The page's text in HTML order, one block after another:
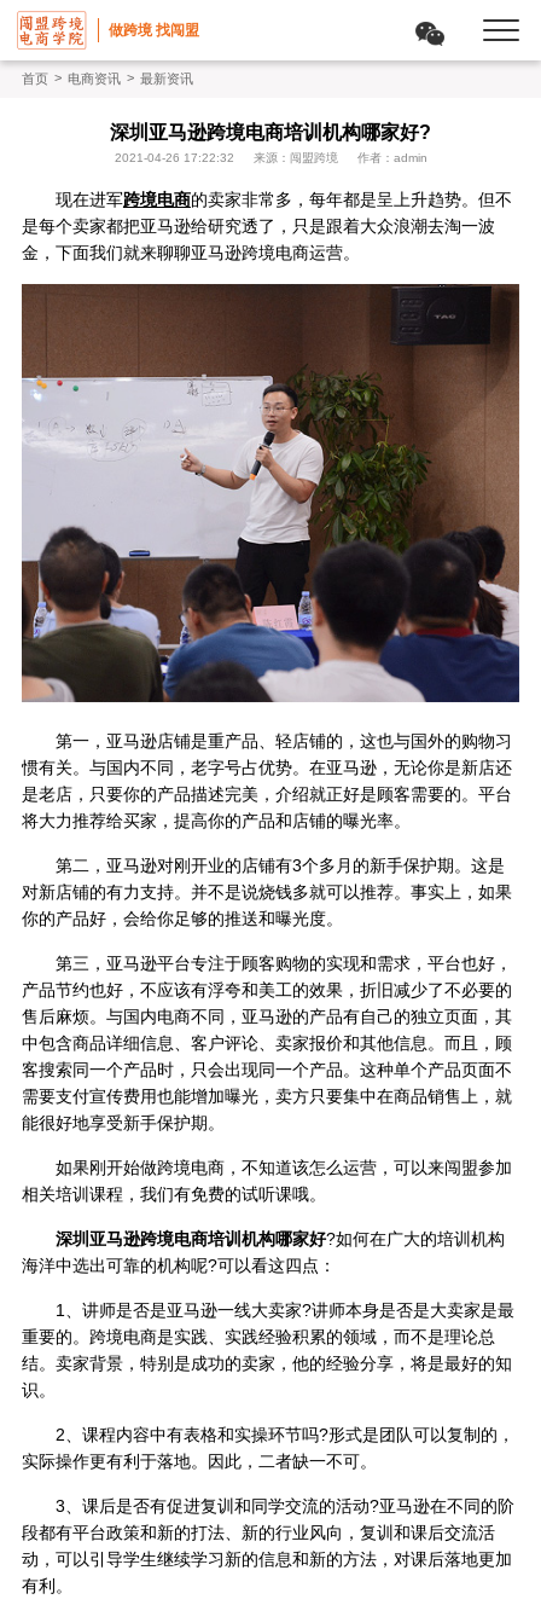
做跨境 找闯盟
首页 > 电商资讯 > 最新资讯
深圳亚马逊跨境电商培训机构哪家好?
2021-04-26 17:22:32 来源：闯盟跨境 作者：admin
现在进军跨境电商的卖家非常多，每年都是呈上升趋势。但不
是每个卖家都把亚马逊给研究透了，只是跟着大众浪潮去淘一波
金，下面我们就来聊聊亚马逊跨境电商运营。
第一，亚马逊店铺是重产品、轻店铺的，这也与国外的购物习
惯有关。与国内不同，老字号占优势。在亚马逊，无论你是新店还
是老店，只要你的产品描述完美，介绍就正好是顾客需要的。平台
将大力推荐给买家，提高你的产品和店铺的曝光率。
第二，亚马逊对刚开业的店铺有3个多月的新手保护期。这是
对新店铺的有力支持。并不是说烧钱多就可以推荐。事实上，如果
你的产品好，会给你足够的推送和曝光度。
第三，亚马逊平台专注于顾客购物的实现和需求，平台也好，
产品节约也好，不应该有浮夸和美工的效果，折旧减少了不必要的
售后麻烦。与国内电商不同，亚马逊的产品有自己的独立页面，其
中包含商品详细信息、客户评论、卖家报价和其他信息。而且，顾
客搜索同一个产品时，只会出现同一个产品。这种单个产品页面不
需要支付宣传费用也能增加曝光，卖方只要集中在商品销售上，就
能很好地享受新手保护期。
如果刚开始做跨境电商，不知道该怎么运营，可以来闯盟参加
相关培训课程，我们有免费的试听课哦。
深圳亚马逊跨境电商培训机构哪家好?如何在广大的培训机构
海洋中选出可靠的机构呢?可以看这四点：
1、讲师是否是亚马逊一线大卖家?讲师本身是否是大卖家是最
重要的。跨境电商是实践、实践经验积累的领域，而不是理论总
结。卖家背景，特别是成功的卖家，他的经验分享，将是最好的知
识。
2、课程内容中有表格和实操环节吗?形式是团队可以复制的，
实际操作更有利于落地。因此，二者缺一不可。
3、课后是否有促进复训和同学交流的活动?亚马逊在不同的阶
段都有平台政策和新的打法、新的行业风向，复训和课后交流活
动，可以引导学生继续学习新的信息和新的方法，对课后落地更加
有利。